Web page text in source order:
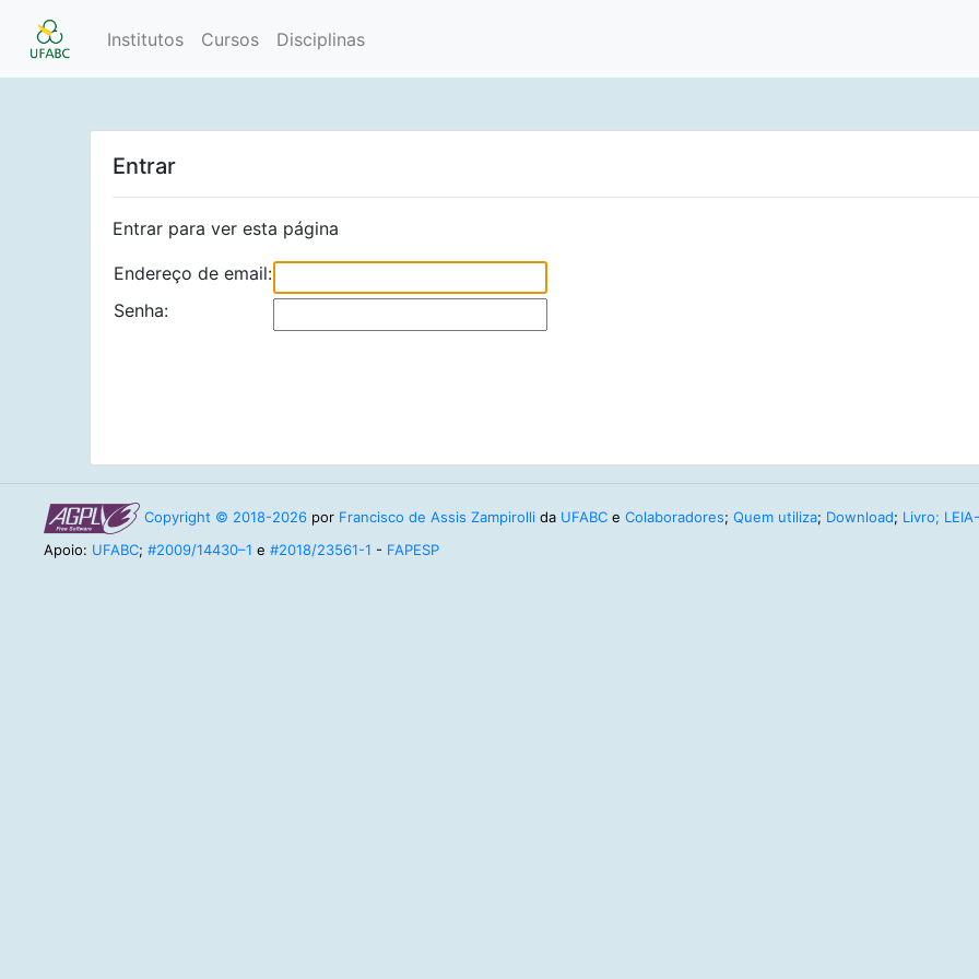
Institutos Cursos Disciplinas
Entrar
Entrar para ver esta página
Endereço de email:
Senha:
Copyright © 2018-2026 por Francisco de Assis Zampirolli da UFABC e Colaboradores; Quem utiliza; Download; Livro;
Apoio: UFABC; #2009/14430–1 e #2018/23561-1 - FAPESP